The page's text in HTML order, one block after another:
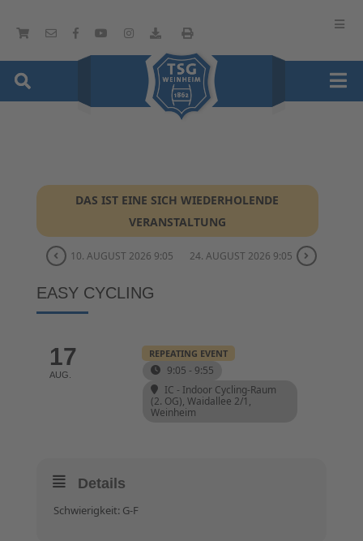
DAS IST EINE SICH WIEDERHOLENDE
VERANSTALTUNG
10. AUGUST 2026 9:05 24. AUGUST 2026 9:05
EASY CYCLING
17
AUG.
REPEATING EVENT
9:05 - 9:55
IC - Indoor Cycling-Raum
(2. OG), Waidallee 2/1,
Weinheim
Details
Schwierigkeit: G-F